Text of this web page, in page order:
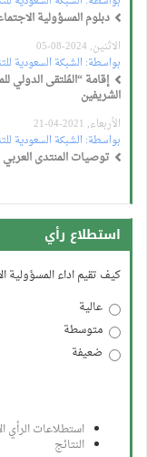
دبلوم المسؤولية الاجتماعية
الاثنين, 2024-08-05
بواسطة:الشبكة السعودية
الشريفين
الأربعاء, 2021-04-21
بواسطة:الشبكة السعودية
توصيات المنتدى العربي
استطلاع رأي
كيف تقيم اداء المسؤولية
عالية
متوسطة
ضعيفة
استطلاعات الرأي
النتائج